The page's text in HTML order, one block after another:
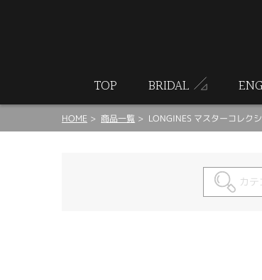
TOP BRIDAL
HOME 商品一覧 LONGINES マスターコレク